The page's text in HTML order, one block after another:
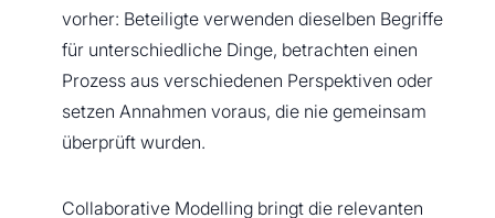
vorher: Beteiligte verwenden dieselben Begriffe
für unterschiedliche Dinge, betrachten einen
Prozess aus verschiedenen Perspektiven oder
setzen Annahmen voraus, die nie gemeinsam
überprüft wurden.
Collaborative Modelling bringt die relevanten